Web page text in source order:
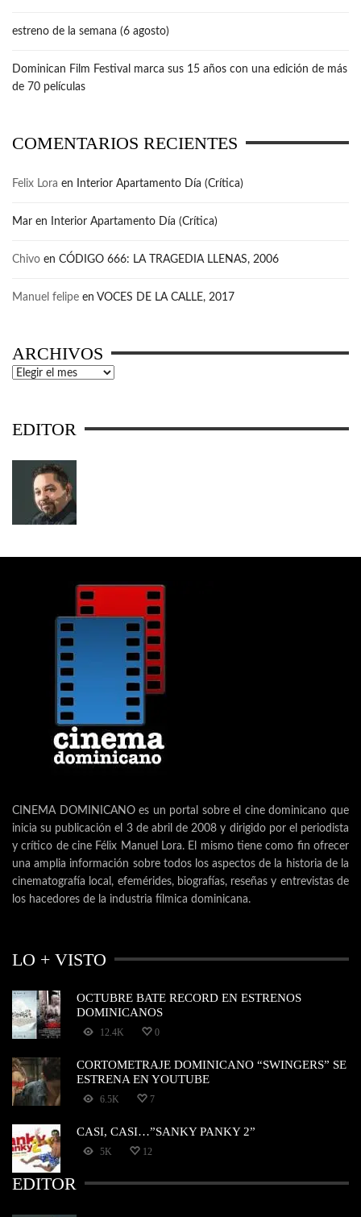
estreno de la semana (6 agosto)
Dominican Film Festival marca sus 15 años con una edición de más
de 70 películas
COMENTARIOS RECIENTES
Felix Lora en Interior Apartamento Día (Crítica)
Mar en Interior Apartamento Día (Crítica)
Chivo en CÓDIGO 666: LA TRAGEDIA LLENAS, 2006
Manuel felipe en VOCES DE LA CALLE, 2017
ARCHIVOS
Archivos
EDITOR
CINEMA DOMINICANO es un portal sobre el cine dominicano que
inicia su publicación el 3 de abril de 2008 y dirigido por el periodista
y crítico de cine Félix Manuel Lora. El mismo tiene como fin ofrecer
una amplia información sobre todos los aspectos de la historia de la
cinematografía local, efemérides, biografías, reseñas y entrevistas de
los hacedores de la industria fílmica dominicana.
LO + VISTO
OCTUBRE BATE RECORD EN ESTRENOS
DOMINICANOS
12.4K 0
CORTOMETRAJE DOMINICANO “SWINGERS” SE
ESTRENA EN YOUTUBE
6.5K 7
CASI, CASI…”SANKY PANKY 2”
5K 12
EDITOR